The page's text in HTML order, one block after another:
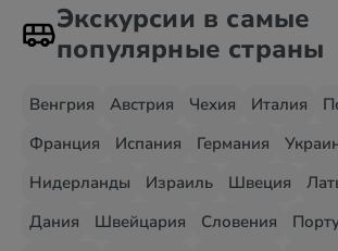
Экскурсии в самые
популярные страны
Венгрия Австрия Чехия Италия
Франция
Испания Германия
Нидерланды
Израиль Швеция
Дания
Швейцария Словения